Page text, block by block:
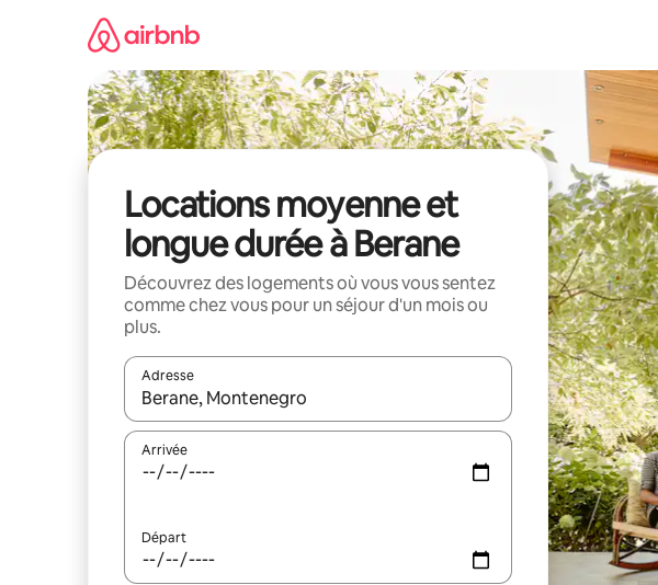
Locations moyenne et
longue durée à Berane
Découvrez des logements où vous vous sentez
comme chez vous pour un séjour d'un mois ou
plus.
Adresse
Lorsque les résultats s'affichent, utilisez les flèches vers le haut et vers
Arrivée
Départ